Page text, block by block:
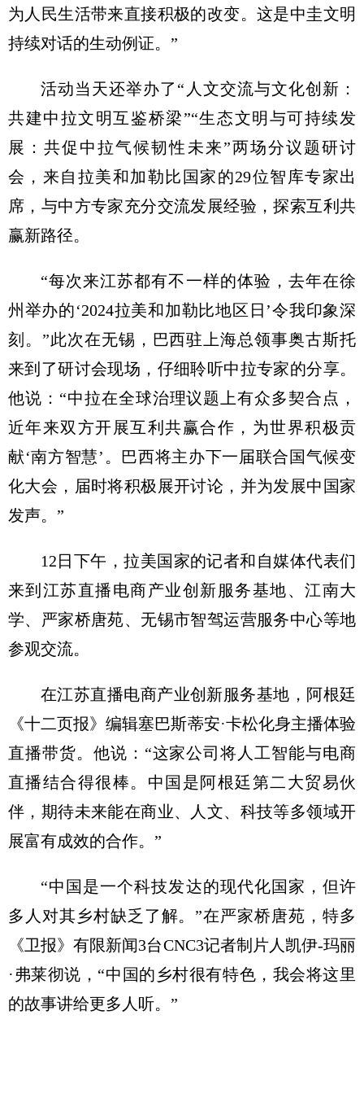
为人民生活带来直接积极的改变。这是中圭文明
持续对话的生动例证。”
活动当天还举办了“人文交流与文化创新：
共建中拉文明互鉴桥梁”“生态文明与可持续发
展：共促中拉气候韧性未来”两场分议题研讨
会，来自拉美和加勒比国家的29位智库专家出
席，与中方专家充分交流发展经验，探索互利共
赢新路径。
“每次来江苏都有不一样的体验，去年在徐
州举办的‘2024拉美和加勒比地区日’令我印象深
刻。”此次在无锡，巴西驻上海总领事奥古斯托
来到了研讨会现场，仔细聆听中拉专家的分享。
他说：“中拉在全球治理议题上有众多契合点，
近年来双方开展互利共赢合作，为世界积极贡
献‘南方智慧’。巴西将主办下一届联合国气候变
化大会，届时将积极展开讨论，并为发展中国家
发声。”
12日下午，拉美国家的记者和自媒体代表们
来到江苏直播电商产业创新服务基地、江南大
学、严家桥唐苑、无锡市智驾运营服务中心等地
参观交流。
在江苏直播电商产业创新服务基地，阿根廷
《十二页报》编辑塞巴斯蒂安·卡松化身主播体验
直播带货。他说：“这家公司将人工智能与电商
直播结合得很棒。中国是阿根廷第二大贸易伙
伴，期待未来能在商业、人文、科技等多领域开
展富有成效的合作。”
“中国是一个科技发达的现代化国家，但许
多人对其乡村缺乏了解。”在严家桥唐苑，特多
《卫报》有限新闻3台CNC3记者制片人凯伊-玛丽
·弗莱彻说，“中国的乡村很有特色，我会将这里
的故事讲给更多人听。”